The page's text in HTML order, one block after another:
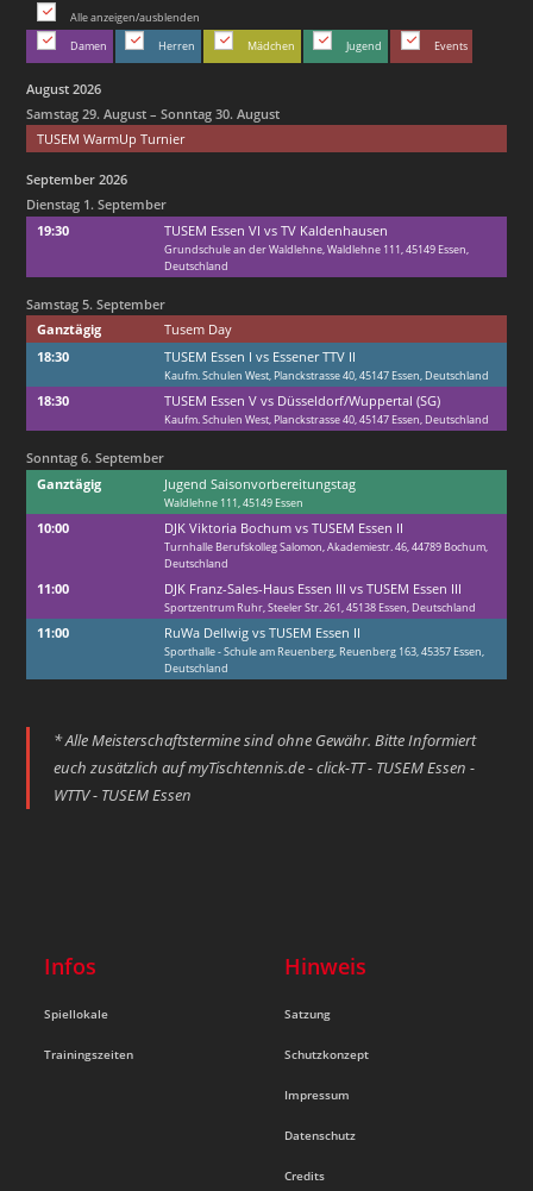
Alle anzeigen/ausblenden
Damen
Herren Mädchen Jugend Events
August 2026
Samstag 29. August –Sonntag 30. August
TUSEM WarmUp Turnier
September 2026
Dienstag 1. September
19:30
TUSEM Essen VI vs TV Kaldenhausen
Grundschule an der Waldlehne, Waldlehne 111, 45149 Essen,
Deutschland
Samstag 5. September
Ganztägig
Tusem Day
18:30
TUSEM Essen I vs Essener TTV II
Kaufm. Schulen West, Planckstrasse 40, 45147 Essen, Deutschland
18:30 TUSEM Essen V vs Düsseldorf/Wuppertal (SG)
Kaufm. Schulen West, Planckstrasse 40, 45147 Essen, Deutschland
Sonntag 6. September
Ganztägig
Jugend Saisonvorbereitungstag
Waldlehne 111, 45149 Essen
10:00 DJK Viktoria Bochum vs TUSEM Essen II
Turnhalle Berufskolleg Salomon, Akademiestr. 46, 44789 Bochum,
Deutschland
11:00 DJK Franz-Sales-Haus Essen III vs TUSEM Essen III
Sportzentrum Ruhr, Steeler Str. 261, 45138 Essen, Deutschland
11:00 RuWa Dellwig vs TUSEM Essen II
Sporthalle - Schule am Reuenberg, Reuenberg 163, 45357 Essen,
Deutschland
* Alle Meisterschaftstermine sind ohne Gewähr. Bitte Informiert
euch zusätzlich aufmyTischtennis.de - click-TT - TUSEM Essen -
WTTV - TUSEM Essen
Infos
Spiellokale
Trainingszeiten
Hinweis
Satzung
Schutzkonzept
Impressum
Datenschutz
Credits